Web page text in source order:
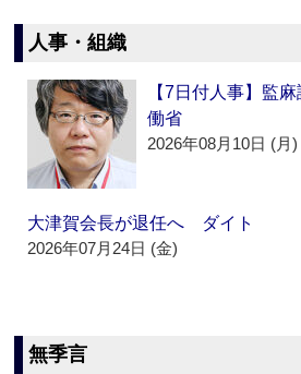
人事・組織
【7日付人事】監
働省
2026年08月10日 (月)
大津賀会長が退任へ ダイト
2026年07月24日 (金)
無季言